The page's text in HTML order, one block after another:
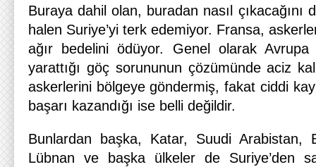
Buraya dahil olan, buradan nasıl çıkacağını
halen Suriye’yi terk edemiyor. Fransa,
ağır bedelini ödüyor. Genel olarak
yarattığı göç sorununun çözümünde aciz
askerlerini bölgeye göndermiş, fakat ciddi
başarı kazandığı ise belli değildir.
Bunlardan başka, Katar, Suudi Arabistan,
Lübnan ve başka ülkeler de Suriye’den